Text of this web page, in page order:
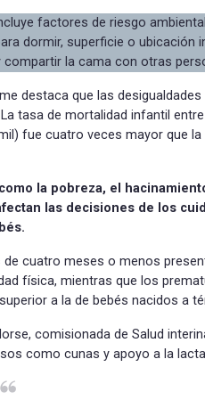
factores de riesgo
dormir, superficie o ubicación
compartir la cama con otras
destaca que las
tasa de mortalidad infantil
fue cuatro veces mayor que
la pobreza, el
las decisiones de los
de cuatro meses o menos
física, mientras que los
a la de bebés nacidos a
comisionada de Salud
como cunas y apoyo a la